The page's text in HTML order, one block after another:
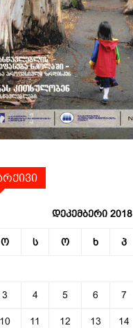
დეკემბერი 2018
ო ს ო ხ პ
3 4 5 6 7
10 11 12 13 14